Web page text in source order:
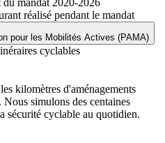
réalisé pendant le mandat
pour les Mobilités Actives (PAMA)
cyclables
kilomètres d'aménagements
simulons des centaines
sécurité cyclable au quotidien.